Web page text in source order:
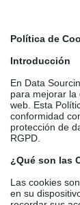
Política de
Introducción
En Data
para mejorar la
web. Esta
conformidad
protección de
RGPD.
¿Qué son las
Las cookies
en su